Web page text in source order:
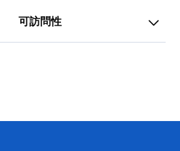
可訪問性